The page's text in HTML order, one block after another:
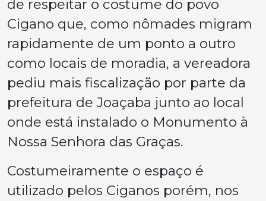
de respeitar o costume do povo
Cigano que, como nômades migram
rapidamente de um ponto a outro
como locais de moradia, a vereadora
pediu mais fiscalização por parte da
prefeitura de Joaçaba junto ao local
onde está instalado o Monumento à
Nossa Senhora das Graças.
Costumeiramente o espaço é
utilizado pelos Ciganos porém, nos